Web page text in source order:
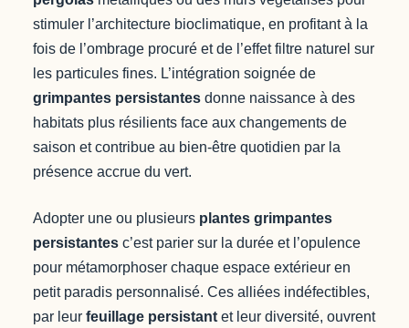
stimuler l’architecture bioclimatique, en profitant à la
fois de l’ombrage procuré et de l’effet filtre naturel sur
les particules fines. L’intégration soignée de
grimpantes persistantes donne naissance à des
habitats plus résilients face aux changements de
saison et contribue au bien-être quotidien par la
présence accrue du vert.
Adopter une ou plusieurs plantes grimpantes
persistantes c’est parier sur la durée et l’opulence
pour métamorphoser chaque espace extérieur en
petit paradis personnalisé. Ces alliées indéfectibles,
par leur feuillage persistant et leur diversité, ouvrent